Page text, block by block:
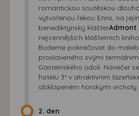
romantickou soutěskou
vytvořenou řekou Enns, na
benediktýnský klášterAdmont
nejcennějších klášterních
Budeme pokračovat do
proslaveného svými
Gasteinského údolí. Navečer
hotelu 3* v atraktivním
obklopeném horskými vrcholy
2. den